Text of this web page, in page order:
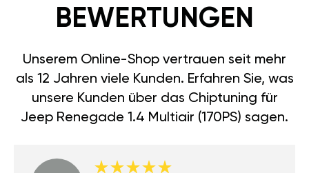
BEWERTUNGEN
Unserem Online-Shop vertrauen seit mehr
als 12 Jahren viele Kunden. Erfahren Sie, was
unsere Kunden über das Chiptuning für
Jeep Renegade 1.4 Multiair (170PS) sagen.